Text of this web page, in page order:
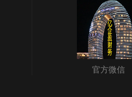
官方微信